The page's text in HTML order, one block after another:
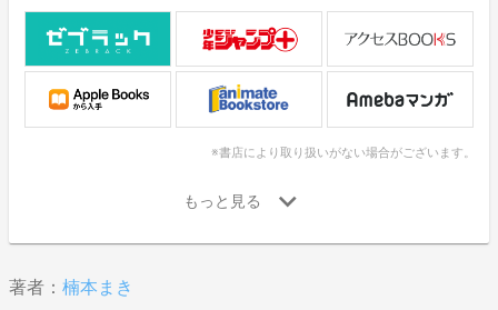
※書店により取り扱いがない場合がございます。
著者： 楠本まき